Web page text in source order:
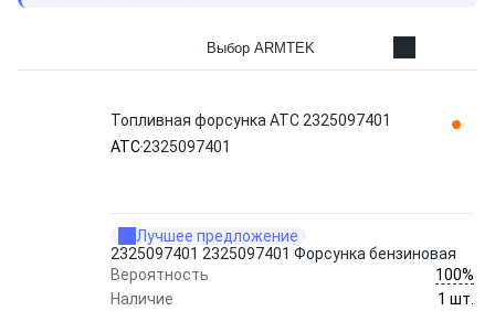
Выбор ARMTEK
Топливная форсунка ATC 2325097401
ATC2325097401
Лучшее предложение
2325097401 2325097401 Форсунка бензиновая
Вероятность
100%
Наличие
1 шт.